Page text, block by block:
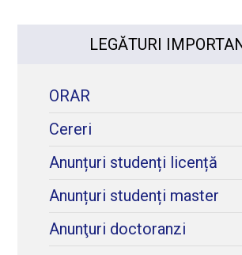
LEGĂTURI
ORAR
Cereri
Anunțuri studenți licență
Anunțuri studenți master
Anunţuri doctoranzi